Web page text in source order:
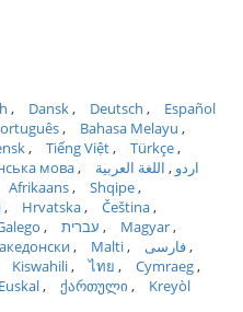
Dansk Deutsch
Español
Bahasa Melayu
Tiếng Việt
Türkçe
мова اردو
اللغة العربية
Afrikaans
Shqipe
Hrvatska
Čeština
עברית
Magyar
Malti
فارسی
Kiswahili ไทย
Cymraeg
Euskal ქართული
Kreyòl